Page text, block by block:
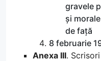
gravele
și
de față
8 februarie
Anexa III.